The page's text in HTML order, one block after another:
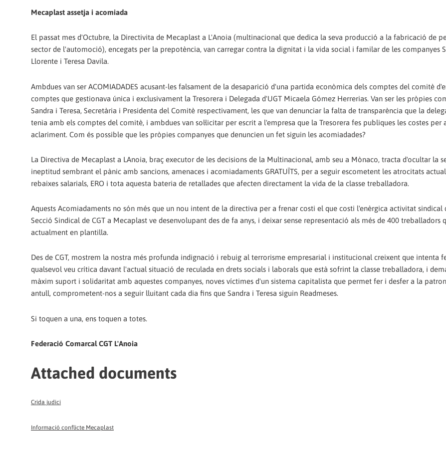
Mecaplast assetja i acomiada
El passat mes d'Octubre, la Directivita de Mecaplast a L'Anoia (multinacional que dedica la seva producció a la fabricació de
sector de l'automoció), encegats per la prepotència, van carregar contra la dignitat i la vida social i familar de les companyes
Llorente i Teresa Davila.
Ambdues van ser ACOMIADADES acusant-les falsament de la desaparició d'una partida econòmica dels comptes del comitè
comptes que gestionava única i exclusivament la Tresorera i Delegada d'UGT Micaela Gómez Herrerias. Van ser les pròpies
Sandra i Teresa, Secretària i Presidenta del Comitè respectivament, les que van denunciar la falta de transparència que la
tenia amb els comptes del comitè, i ambdues van sol·licitar per escrit a l'empresa que la Tresorera fes publiques les costes per
aclariment. Com és possible que les pròpies companyes que denuncien un fet siguin les acomiadades?
La Directiva de Mecaplast a LAnoia, braç executor de les decisions de la Multinacional, amb seu a Mònaco, tracta d'ocultar la
ineptitud sembrant el pànic amb sancions, amenaces i acomiadaments GRATUÏTS, per a seguir escometent les atrocitats
rebaixes salarials, ERO i tota aquesta bateria de retallades que afecten directament la vida de la classe treballadora.
Aquests Acomiadaments no són més que un nou intent de la directiva per a frenar costi el que costi l'enèrgica activitat sindical
Secció Sindical de CGT a Mecaplast ve desenvolupant des de fa anys, i deixar sense representació als més de 400 treballadors
actualment en plantilla.
Des de CGT, mostrem la nostra més profunda indignació i rebuig al terrorisme empresarial i institucional creixent que intenta
qualsevol veu crítica davant l'actual situació de reculada en drets socials i laborals que està sofrint la classe treballadora, i
màxim suport i solidaritat amb aquestes companyes, noves víctimes d'un sistema capitalista que permet fer i desfer a la
antull, comprometent-nos a seguir lluitant cada dia fins que Sandra i Teresa siguin Readmeses.
Si toquen a una, ens toquen a totes.
Federació Comarcal CGT L'Anoia
Attached documents
Crida judici
Informació conflicte Mecaplast